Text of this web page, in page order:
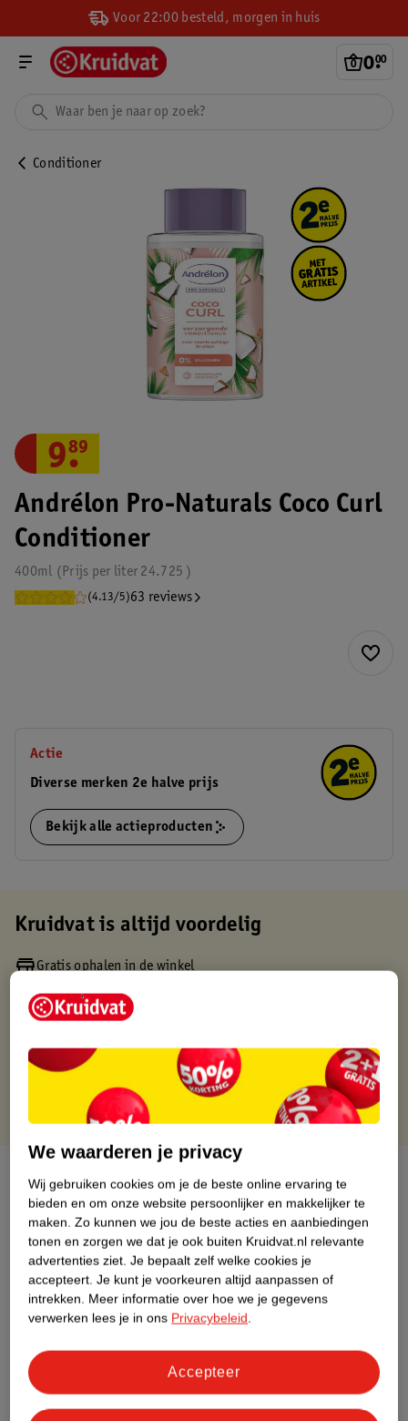
Voor 22:00 besteld, morgen in huis
0.
00
Conditioner
Andrélon Pro-Naturals Coco Curl
Conditioner
400ml 24.725
Prijs per liter
(4.13/5)63 reviews
9.
89
Actie
Diverse merken 2e halve prijs
Bekijk alle actieproducten
Kruidvat is altijd voordelig
Gratis ophalen in de winkel
Gratis thuisbezorgd vanaf 50.00
Gratis punten met je Kruidvat kaart
Over dit product
Productinformatie
Etiketinformatie
Nature Impact Score
Dit product heeft (nog) geen Nature
Impact Score.
We waarderen je privacy
Wij gebruiken cookies om je de beste online ervaring te
bieden en om onze website persoonlijker en makkelijker te
maken. Zo kunnen we jou de beste acties en aanbiedingen
tonen en zorgen we dat je ook buiten Kruidvat.nl relevante
advertenties ziet. Je bepaalt zelf welke cookies je
accepteert. Je kunt je voorkeuren altijd aanpassen of
intrekken. Meer informatie over hoe we je gegevens
verwerken lees je in ons Privacybeleid.
Accepteer